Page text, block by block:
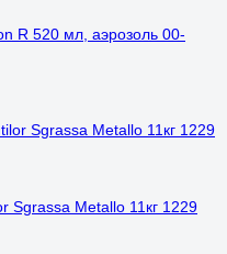
R 520 мл, аэрозоль 00-
Sgrassa Metallo 11кг 1229